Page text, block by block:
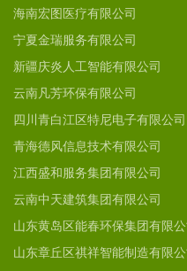
海南宏图医疗有限公司
宁夏金瑞服务有限公司
新疆庆炎人工智能有限公司
云南凡芳环保有限公司
四川青白江区特尼电子有限公司
青海德风信息技术有限公司
江西盛和服务集团有限公司
云南中天建筑集团有限公司
山东黄岛区能春环保集团有限公
山东章丘区祺祥智能制造有限公